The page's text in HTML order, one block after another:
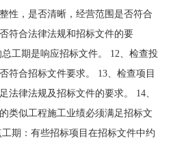
性，是否清晰，经营范围是否符合
符合法律法规和招标文件的要
工期是响应招标文件。 12、检查投
符合招标文件要求。 13、检查项目
法律法规及招标文件的要求。 14、
类似工程施工业绩必须满足招标文
期：有些招标项目在招标文件中约